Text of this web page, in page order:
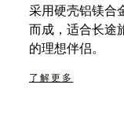
采用硬壳铝镁合
而成，适合长途
的理想伴侣。
了解更多